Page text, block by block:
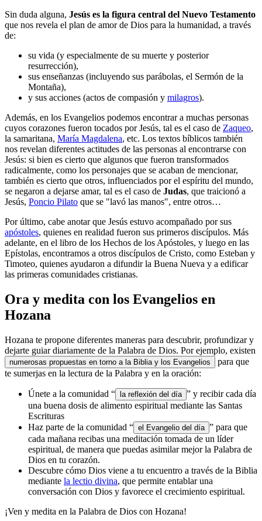
Sin duda alguna, Jesús es la figura central del Nuevo Testamento
que nos revela el plan de amor de Dios para la humanidad, a través
de:
su vida (y especialmente de su muerte y posterior
resurrección),
sus enseñanzas (incluyendo sus parábolas, el Sermón de la
Montaña),
y sus acciones (actos de compasión y milagros).
Además, en los Evangelios podemos encontrar a muchas personas
cuyos corazones fueron tocados por Jesús, tal es el caso de Zaqueo,
la samaritana, María Magdalena, etc. Los textos bíblicos también
nos revelan diferentes actitudes de las personas al encontrarse con
Jesús: si bien es cierto que algunos que fueron transformados
radicalmente, como los personajes que se acaban de mencionar,
también es cierto que otros, influenciados por el espíritu del mundo,
se negaron a dejarse amar, tal es el caso de Judas, que traicionó a
Jesús, Poncio Pilato que se "lavó las manos", entre otros…
Por último, cabe anotar que Jesús estuvo acompañado por sus
apóstoles, quienes en realidad fueron sus primeros discípulos. Más
adelante, en el libro de los Hechos de los Apóstoles, y luego en las
Epístolas, encontramos a otros discípulos de Cristo, como Esteban y
Timoteo, quienes ayudaron a difundir la Buena Nueva y a edificar
las primeras comunidades cristianas.
Ora y medita con los Evangelios en
Hozana
Hozana te propone diferentes maneras para descubrir, profundizar y
dejarte guiar diariamente de la Palabra de Dios. Por ejemplo, existen
numerosas propuestas en torno a la Biblia y los Evangelios
para que
te sumerjas en la lectura de la Palabra y en la oración:
Únete a la comunidad “ la reflexión del día ” y recibir cada día
una buena dosis de alimento espiritual mediante las Santas
Escrituras
Haz parte de la comunidad “ el Evangelio del día ” para que
cada mañana recibas una meditación tomada de un líder
espiritual, de manera que puedas asimilar mejor la Palabra de
Dios en tu corazón.
Descubre cómo Dios viene a tu encuentro a través de la Biblia
mediante la lectio divina, que permite entablar una
conversación con Dios y favorece el crecimiento espiritual.
¡Ven y medita en la Palabra de Dios con Hozana!